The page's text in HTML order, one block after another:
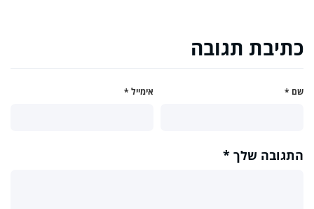
כתיבת תגובה
שם * אימייל *
התגובה שלך *